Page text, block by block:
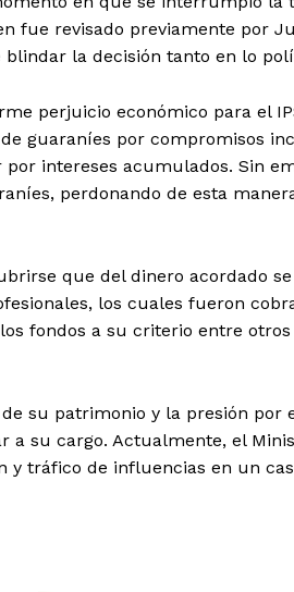
News Week
fue revisado previamente por
blindar la decisión tanto en lo
perjuicio económico para el
guaraníes por compromisos
intereses acumulados. Sin
perdonando de esta
que del dinero acordado
los cuales fueron
fondos a su criterio entre
su patrimonio y la presión por
a su cargo. Actualmente, el
y tráfico de influencias en un